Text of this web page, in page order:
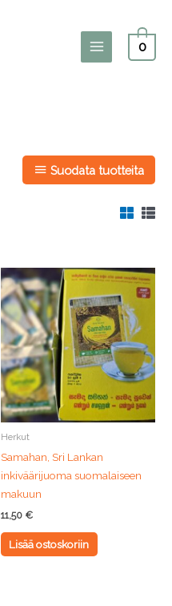
Main
0
Suodata tuotteita
Herkut
Samahan, Sri Lankan
inkiväärijuoma suomalaiseen
makuun
11,50 €
Lisää ostoskoriin